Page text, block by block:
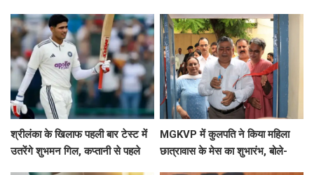
श्रीलंका के खिलाफ पहली बार टेस्ट में
उतरेंगे शुभमन गिल, कप्तानी से पहले
MGKVP में कुलपति ने किया महिला
छात्रावास के मेस का शुभारंभ, बोले-